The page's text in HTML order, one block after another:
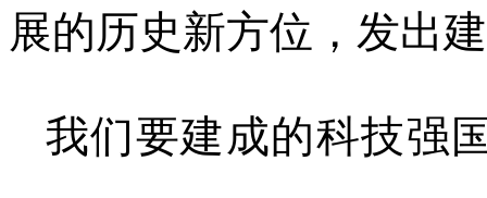
展的历史新方位，发出
我们要建成的科技强